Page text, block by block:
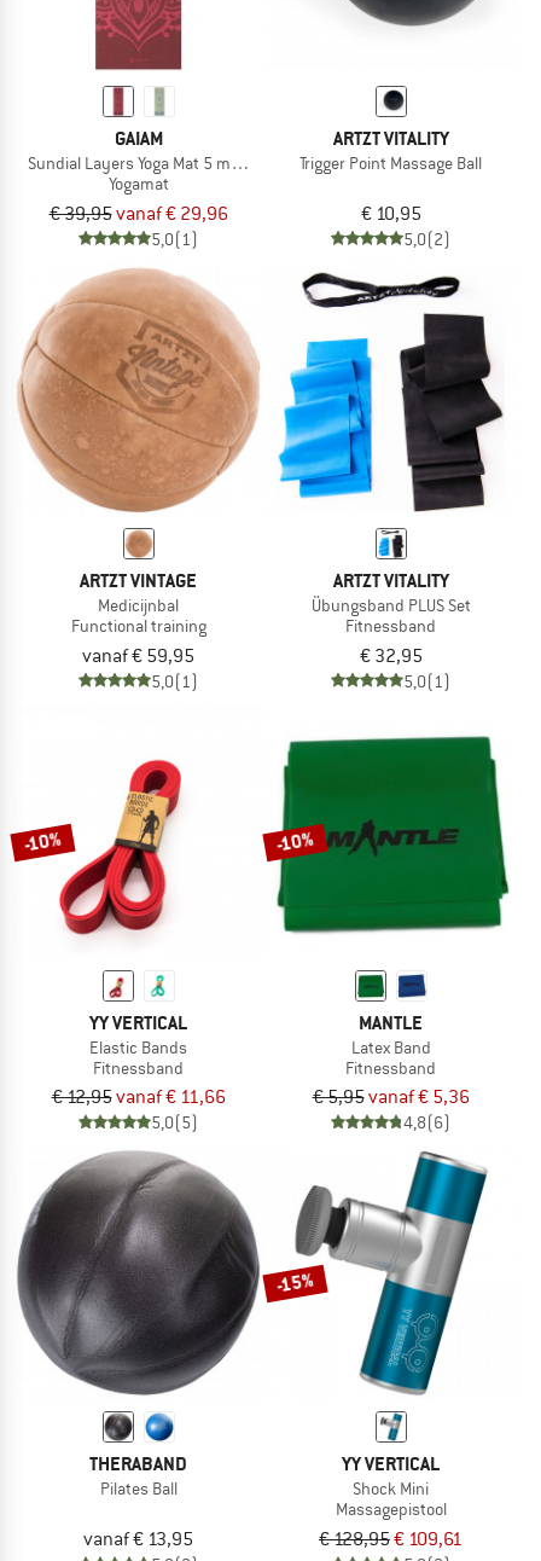
GAIAM
Sundial Layers Yoga Mat 5 mm Classic Printed
Yogamat
€ 39,95vanaf € 29,96
5,0(1)
ARTZT VITALITY
Trigger Point Massage Ball
€ 10,95
5,0(2)
ARTZT VINTAGE
Medicijnbal
Functional training
vanaf € 59,95
5,0(1)
ARTZT VITALITY
Übungsband PLUS Set
Fitnessband
€ 32,95
5,0(1)
-10%
YY VERTICAL
Elastic Bands
Fitnessband
€ 12,95vanaf € 11,66
5,0(5)
-10%
MANTLE
Latex Band
Fitnessband
€ 5,95vanaf € 5,36
4,8(6)
THERABAND
Pilates Ball
vanaf € 13,95
-15%
YY VERTICAL
Shock Mini
Massagepistool
€ 128,95€ 109,61